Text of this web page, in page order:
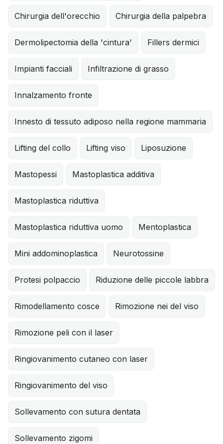
Chirurgia dell'orecchio Chirurgia della palpebra
Dermolipectomia della 'cintura' Fillers dermici
Impianti facciali Infiltrazione di grasso
Innalzamento fronte
Innesto di tessuto adiposo nella regione mammaria
Lifting del collo Lifting viso Liposuzione
Mastopessi Mastoplastica additiva
Mastoplastica riduttiva
Mastoplastica riduttiva uomo Mentoplastica
Mini addominoplastica Neurotossine
Protesi polpaccio Riduzione delle piccole labbra
Rimodellamento cosce Rimozione nei del viso
Rimozione peli con il laser
Ringiovanimento cutaneo con laser
Ringiovanimento del viso
Sollevamento con sutura dentata
Sollevamento zigomi